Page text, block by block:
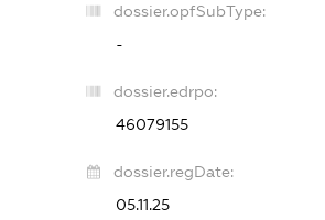
dossier.opfSubType:
-
dossier.edrpo:
46079155
dossier.regDate:
05.11.25